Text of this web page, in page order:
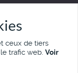
ceux de tiers
trafic web. Voir